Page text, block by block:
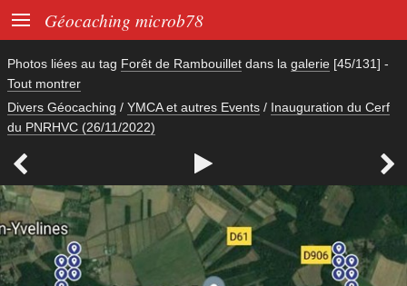
 Géocaching microb78
Photos liées au tag Forêt de Rambouillet dans la galerie [45/131] -
Tout montrer
Divers Géocaching / YMCA et autres Events / Inauguration du Cerf
du PNRHVC (26/11/2022)
  